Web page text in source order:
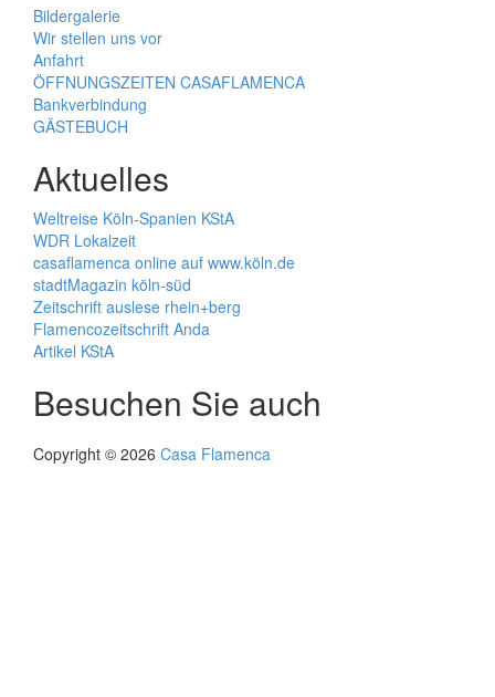
Bildergalerie
Wir stellen uns vor
Anfahrt
ÖFFNUNGSZEITEN CASAFLAMENCA
Bankverbindung
GÄSTEBUCH
Aktuelles
Weltreise Köln-Spanien KStA
WDR Lokalzeit
casaflamenca online auf www.köln.de
stadtMagazin köln-süd
Zeitschrift auslese rhein+berg
Flamencozeitschrift Anda
Artikel KStA
Besuchen Sie auch
Copyright © 2026 Casa Flamenca